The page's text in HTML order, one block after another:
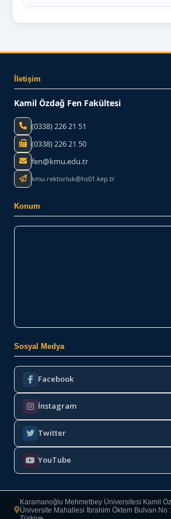
İletişim
Kamil Özdağ Fen Fakültesi
(0338) 226 21 51
(0338) 226 21 50
fen@kmu.edu.tr
kmu.rektorluk@hs01.kep.tr
Konum
Sosyal Medya
Facebook
İnstagram
Twitter
YouTube
Karamanoğlu Mehmetbey Üniversitesi Kamil
Üniversite Mahallesi İbrahim Öktem Bulvarı